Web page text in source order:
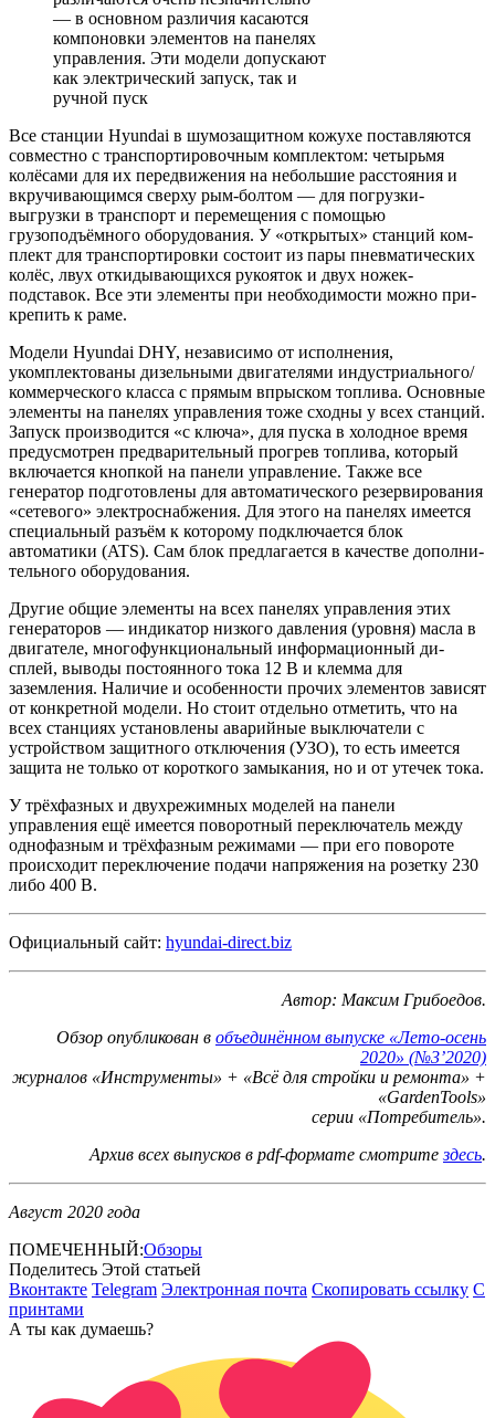
— в основном различия касаются
компоновки элементов на панелях
управления. Эти модели допускают
как электрический запуск, так и
ручной пуск
Все станции Hyundai в шумозащитном ко­жухе поставляются
совместно с транспорти­ровочным комплектом: четырьмя
колёсами для их передвижения на небольшие рассто­яния и
вкручивающимся сверху рым-бол­том — для погрузки-
выгрузки в транспорт и перемещения с помощью
грузоподъёмного оборудования. У «открытых» станций ком­
плект для транспортировки состоит из пары пневматических
колёс, лвух откидывающих­ся рукояток и двух ножек-
подставок. Все эти элементы при необходимости можно при­
крепить к раме.
Модели Hyundai DHY, независимо от ис­полнения,
укомплектованы дизельными дви­гателями индустриального/
коммерческого класса с прямым впрыском топлива. Основ­ные
элементы на панелях управления тоже сходны у всех станций.
Запуск производится «с ключа», для пуска в холодное время
пред­усмотрен предварительный прогрев топли­ва, который
включается кнопкой на панели управление. Также все
генератор подготов­лены для автоматического резервирования
«сетевого» электроснабжения. Для этого на панелях имеется
специальный разъём к ко­торому подключается блок
автоматики (ATS). Сам блок предлагается в качестве дополни­
тельного оборудования.
Другие общие элементы на всех панелях управления этих
генераторов — индикатор низкого давления (уровня) масла в
двигателе, многофункциональный информационный ди­
сплей, выводы постоянного тока 12 В и клем­ма для
заземления. Наличие и особенности прочих элементов зависят
от конкретной мо­дели. Но стоит отдельно отметить, что на
всех станциях установлены аварийные выключа­тели с
устройством защитного отключения (УЗО), то есть имеется
защита не только от короткого замыкания, но и от утечек тока.
У трёхфазных и двухрежимных моделей на панели
управления ещё имеется поворотный переключатель между
однофазным и трёх­фазным режимами — при его повороте
про­исходит переключение подачи напряжения на розетку 230
либо 400 В.
Официальный сайт: hyundai-direct.biz
Автор: Максим Грибоедов.
Обзор опубликован в объединённом выпуске «Лето-осень
2020» (№3’2020)
журналов «Инструменты» + «Всё для стройки и ремонта» +
«GardenTools»
серии «Потребитель».
Архив всех выпусков в pdf-формате смотритездесь.
Август 2020 года
ПОМЕЧЕННЫЙ:Обзоры
Поделитесь Этой статьей
Вконтакте Telegram Электронная почта Скопировать ссылку С
принтами
А ты как думаешь?